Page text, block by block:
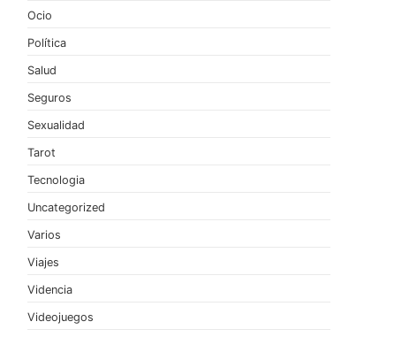
Ocio
Política
Salud
Seguros
Sexualidad
Tarot
Tecnologia
Uncategorized
Varios
Viajes
Videncia
Videojuegos